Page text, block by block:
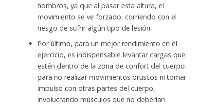
hombros, ya que al pasar esta altura, el
movimiento se ve forzado, corriendo con el
riesgo de sufrir algún tipo de lesión.
Por último, para un mejor rendimiento en el
ejercicio, es indispensable levantar cargas que
estén dentro de la zona de confort del cuerpo
para no realizar movimientos bruscos ni tomar
impulso con otras partes del cuerpo,
involucrando músculos que no deberían